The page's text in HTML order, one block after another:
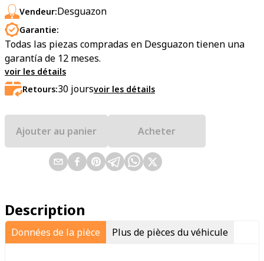
Vendeur:Desguazon
Garantie:
Todas las piezas compradas en Desguazon tienen una
garantía de 12 meses.
voir les détails
Retours:30 joursvoir les détails
Ajouter au panier Acheter
Description
Données de la pièce Plus de pièces du véhicule